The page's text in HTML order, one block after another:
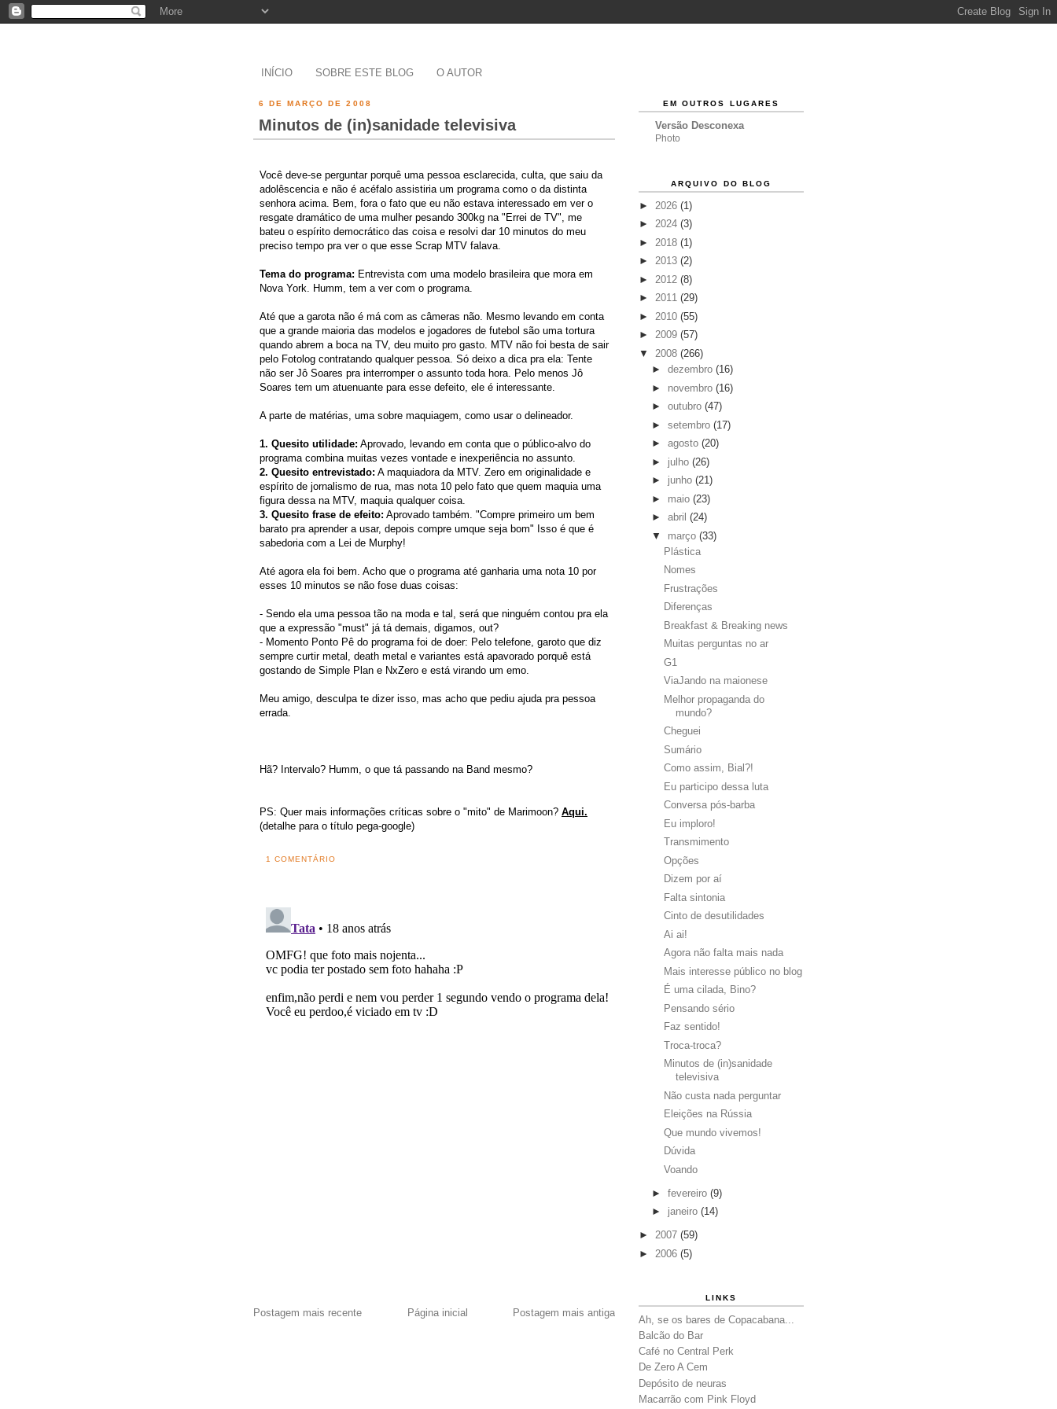
INÍCIO SOBRE ESTE BLOG O AUTOR
6 DE MARÇO DE 2008
Minutos de (in)sanidade televisiva
Você deve-se perguntar porquê uma pessoa esclarecida, culta, que saiu da
adolêscencia e não é acéfalo assistiria um programa como o da distinta
senhora acima. Bem, fora o fato que eu não estava interessado em ver o
resgate dramático de uma mulher pesando 300kg na "Errei de TV", me
bateu o espírito democrático das coisa e resolvi dar 10 minutos do meu
preciso tempo pra ver o que esse Scrap MTV falava.
Tema do programa: Entrevista com uma modelo brasileira que mora em
Nova York. Humm, tem a ver com o programa.
Até que a garota não é má com as câmeras não. Mesmo levando em conta
que a grande maioria das modelos e jogadores de futebol são uma tortura
quando abrem a boca na TV, deu muito pro gasto. MTV não foi besta de sair
pelo Fotolog contratando qualquer pessoa. Só deixo a dica pra ela: Tente
não ser Jô Soares pra interromper o assunto toda hora. Pelo menos Jô
Soares tem um atuenuante para esse defeito, ele é interessante.
A parte de matérias, uma sobre maquiagem, como usar o delineador.
1. Quesito utilidade: Aprovado, levando em conta que o público-alvo do
programa combina muitas vezes vontade e inexperiência no assunto.
2. Quesito entrevistado: A maquiadora da MTV. Zero em originalidade e
espírito de jornalismo de rua, mas nota 10 pelo fato que quem maquia uma
figura dessa na MTV, maquia qualquer coisa.
3. Quesito frase de efeito: Aprovado também. "Compre primeiro um bem
barato pra aprender a usar, depois compre umque seja bom" Isso é que é
sabedoria com a Lei de Murphy!
Até agora ela foi bem. Acho que o programa até ganharia uma nota 10 por
esses 10 minutos se não fose duas coisas:
- Sendo ela uma pessoa tão na moda e tal, será que ninguém contou pra ela
que a expressão "must" já tá demais, digamos, out?
- Momento Ponto Pê do programa foi de doer: Pelo telefone, garoto que diz
sempre curtir metal, death metal e variantes está apavorado porquê está
gostando de Simple Plan e NxZero e está virando um emo.
Meu amigo, desculpa te dizer isso, mas acho que pediu ajuda pra pessoa
errada.
Hã? Intervalo? Humm, o que tá passando na Band mesmo?
PS: Quer mais informações críticas sobre o "mito" de Marimoon? Aqui.
(detalhe para o título pega-google)
1 COMENTÁRIO
Postagem mais recente Postagem mais antiga
Página inicial
EM OUTROS LUGARES
Versão Desconexa
Photo
ARQUIVO DO BLOG
► 2026 (1)
► 2024 (3)
► 2018 (1)
► 2013 (2)
► 2012 (8)
► 2011 (29)
► 2010 (55)
► 2009 (57)
▼ 2008 (266)
► dezembro (16)
► novembro (16)
► outubro (47)
► setembro (17)
► agosto (20)
► julho (26)
► junho (21)
► maio (23)
► abril (24)
▼ março (33)
Plástica
Nomes
Frustrações
Diferenças
Breakfast & Breaking news
Muitas perguntas no ar
G1
ViaJando na maionese
Melhor propaganda do
mundo?
Cheguei
Sumário
Como assim, Bial?!
Eu participo dessa luta
Conversa pós-barba
Eu imploro!
Transmimento
Opções
Dizem por aí
Falta sintonia
Cinto de desutilidades
Ai ai!
Agora não falta mais nada
Mais interesse público no blog
É uma cilada, Bino?
Pensando sério
Faz sentido!
Troca-troca?
Minutos de (in)sanidade
televisiva
Não custa nada perguntar
Eleições na Rússia
Que mundo vivemos!
Dúvida
Voando
► fevereiro (9)
► janeiro (14)
► 2007 (59)
► 2006 (5)
LINKS
Ah, se os bares de Copacabana...
Balcão do Bar
Café no Central Perk
De Zero A Cem
Depósito de neuras
Macarrão com Pink Floyd